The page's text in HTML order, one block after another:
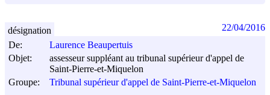
De:
Laurence Beaupertuis
Objet:
assesseur suppléant au tribunal supérieur d'appel de
Saint-Pierre-et-Miquelon
Groupe:
Tribunal supérieur d'appel de Saint-Pierre-et-Miquelon
désignation 22/04/2016